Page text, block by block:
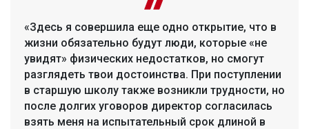
«Здесь я совершила еще одно открытие, что в
жизни обязательно будут люди, которые «не
увидят» физических недостатков, но смогут
разглядеть твои достоинства. При поступлении
в старшую школу также возникли трудности, но
после долгих уговоров директор согласилась
взять меня на испытательный срок длиной в